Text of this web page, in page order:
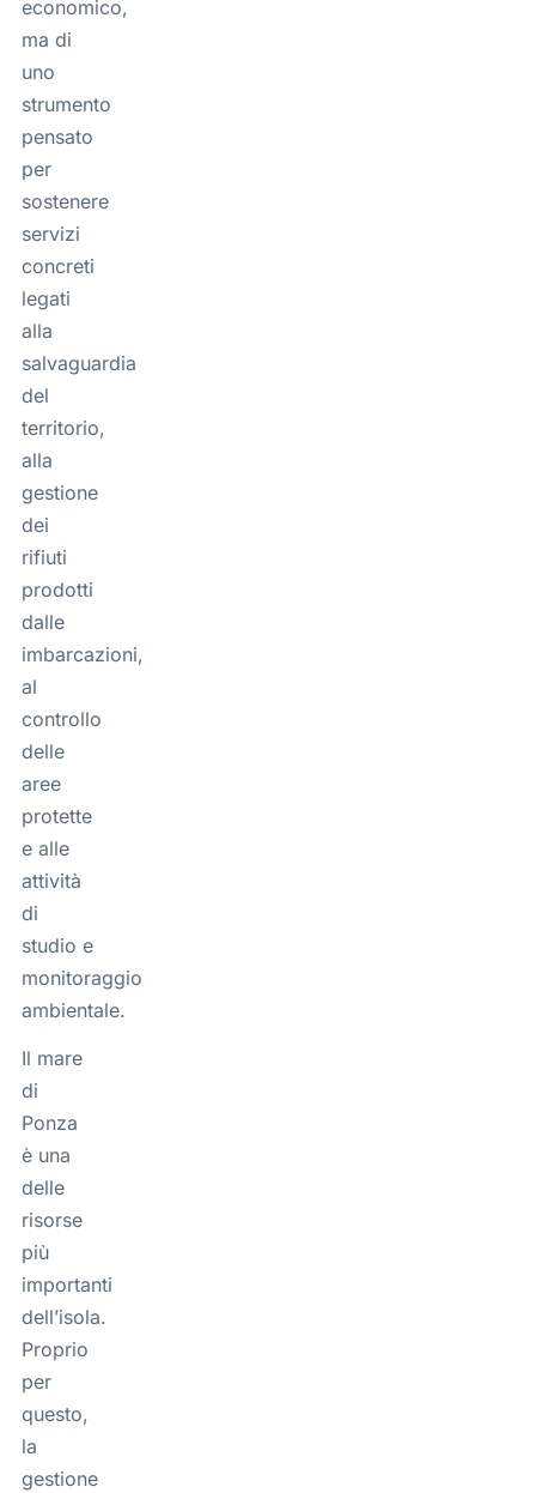
economico,
ma di
uno
strumento
pensato
per
sostenere
servizi
concreti
legati
alla
salvaguardia
del
territorio,
alla
gestione
dei
rifiuti
prodotti
dalle
imbarcazioni,
al
controllo
delle
aree
protette
e alle
attività
di
studio e
monitoraggio
ambientale.
Il mare
di
Ponza
è una
delle
risorse
più
importanti
dell’isola.
Proprio
per
questo,
la
gestione